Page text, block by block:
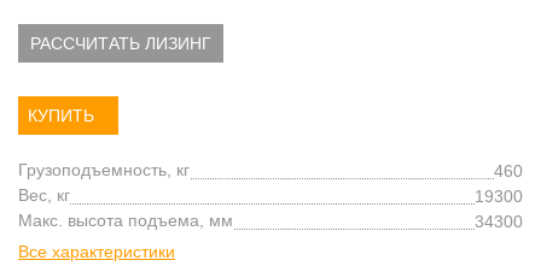
РАССЧИТАТЬ ЛИЗИНГ
КУПИТЬ
Грузоподъемность, кг
460
Вес, кг
19300
Макс. высота подъема, мм
34300
Все характеристики